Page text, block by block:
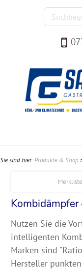
Sie sind hier:Produkte & Shop
Merkliste
Kombidämpfer
Nutzen Sie die
intelligenten
Marken sind
Hersteller